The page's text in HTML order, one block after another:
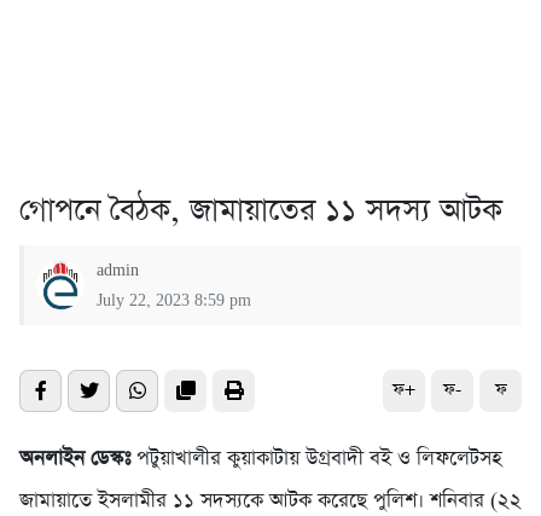
গোপনে বৈঠক, জামায়াতের ১১ সদস্য আটক
admin
July 22, 2023 8:59 pm
ফ+ ফ- ফ
অনলাইন ডেস্কঃপটুয়াখালীর কুয়াকাটায় উগ্রবাদী বই ও লিফলেটসহ
জামায়াতে ইসলামীর ১১ সদস্যকে আটক করেছে পুলিশ। শনিবার (২২